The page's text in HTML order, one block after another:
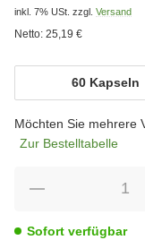
inkl. 7% USt. zzgl. Versand
Netto: 25,19 €
60 Kapseln
60
Möchten Sie mehrere
Zur Bestelltabelle
Sofort verfügbar